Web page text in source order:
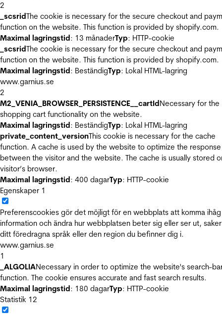
2
_scsridThe cookie is necessary for the secure checkout and
function on the website. This function is provided by shopify.com.
Maximal lagringstid: 13 månaderTyp: HTTP-cookie
_scsridThe cookie is necessary for the secure checkout and
function on the website. This function is provided by shopify.com.
Maximal lagringstid: BeständigTyp: Lokal HTML-lagring
www.garnius.se
2
M2_VENIA_BROWSER_PERSISTENCE__cartIdNecessary for the
shopping cart functionality on the website.
Maximal lagringstid: BeständigTyp: Lokal HTML-lagring
private_content_versionThis cookie is necessary for the cache
function. A cache is used by the website to optimize the
between the visitor and the website. The cache is usually stored
visitor’s browser.
Maximal lagringstid: 400 dagarTyp: HTTP-cookie
Egenskaper 1
Preferenscookies gör det möjligt för en webbplats att komma ihåg
information och ändra hur webbplatsen beter sig eller ser ut,
ditt föredragna språk eller den region du befinner dig i.
www.garnius.se
1
_ALGOLIANecessary in order to optimize the website's search-
function. The cookie ensures accurate and fast search results.
Maximal lagringstid: 180 dagarTyp: HTTP-cookie
Statistik 12